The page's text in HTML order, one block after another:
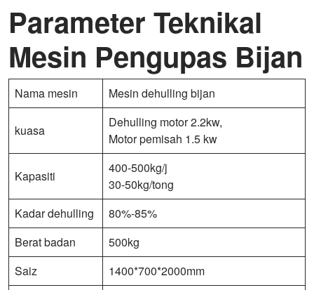
Parameter Teknikal
Mesin Pengupas Bijan
Nama mesin Mesin dehulling bijan
kuasa
Dehulling motor 2.2kw,
Motor pemisah 1.5 kw
Kapasiti
400-500kg/j
30-50kg/tong
Kadar dehulling
80%-85%
Berat badan
500kg
Saiz
1400*700*2000mm